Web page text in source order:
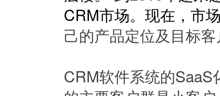
CRM市场。现在，市
己的产品定位及目标
CRM软件系统的